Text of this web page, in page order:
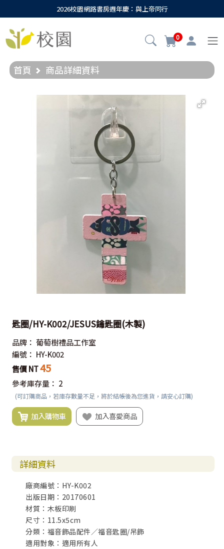
2026校園網路書房週年慶：與上帝同行
0
首頁 商品詳細資料
匙圈/HY-K002/JESUS鑰匙圈(木製)
品牌： 葡萄樹禮品工作室
編號： HY-K002
售價 NT45
參考庫存量： 2
(可訂購商品，若庫存數量不足，將於結帳後為您進貨，請安心訂購)
加入購物車 加入喜愛商品
詳細資料
廠商編號：HY-K002
出版日期：20170601
材質：木板印刷
尺寸：11.5x5cm
分類：福音飾品配件／福音匙圈/吊飾
適用對象：適用所有人